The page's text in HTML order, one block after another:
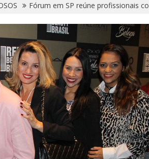
Fórum em SP reúne profissionais